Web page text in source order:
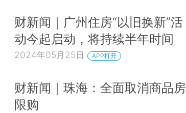
财新闻｜广州住房“以旧换新”活
动今起启动，将持续半年时间
2024年05月25日 APP打开
财新闻｜珠海：全面取消商品房
限购